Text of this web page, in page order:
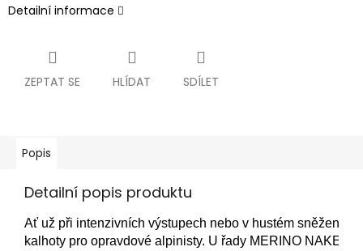
Detailní informace
ZEPTAT SE HLÍDAT SDÍLET
Popis
Detailní popis produktu
Ať už při intenzivních výstupech nebo v hustém sněžení
kalhoty pro opravdové alpinisty. U řady MERINO NAKED